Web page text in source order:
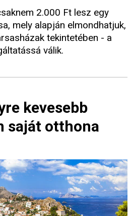
2.000 Ft lesz egy
mely alapján elmondhatjuk,
tekintetében - a
válik.
kevesebb
saját otthona